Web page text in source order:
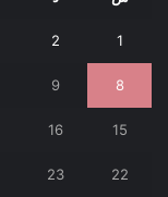
1
2
8
9
15
16
22
23